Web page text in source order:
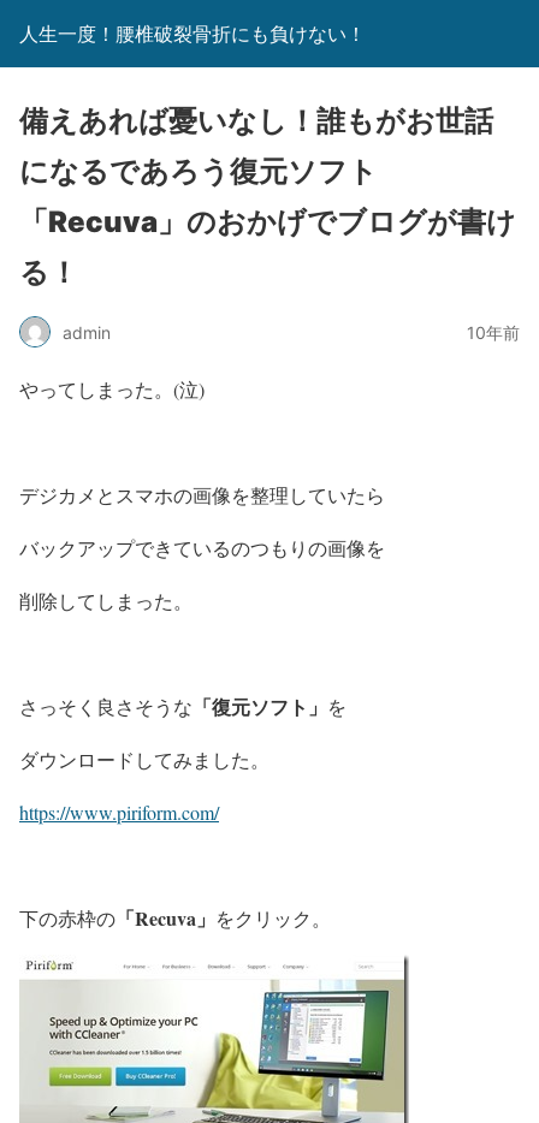
人生一度！腰椎破裂骨折にも負けない！
備えあれば憂いなし！誰もがお世話
になるであろう復元ソフト
「Recuva」のおかげでブログが書け
る！
admin 10年前
やってしまった。(泣)
デジカメとスマホの画像を整理していたら
バックアップできているのつもりの画像を
削除してしまった。
さっそく良さそうな 「復元ソフト」 を
ダウンロードしてみました。
https://www.piriform.com/
下の赤枠の 「Recuva」 をクリック。